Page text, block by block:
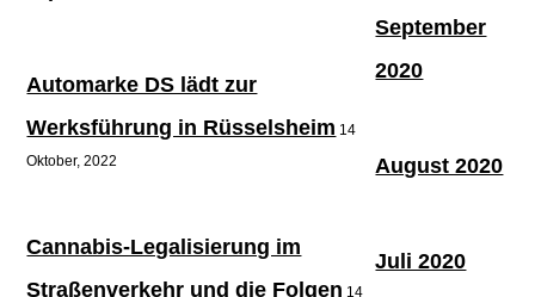
Automarke DS lädt zur
Werksführung in Rüsselsheim 14
Oktober, 2022
Cannabis-Legalisierung im
Straßenverkehr und die Folgen 14
September
2020
August 2020
Juli 2020